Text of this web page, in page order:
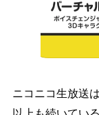
ニコニコ生放送